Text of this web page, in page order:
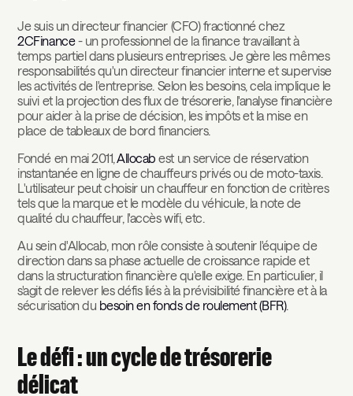
Je suis un directeur financier (CFO) fractionné chez
2CFinance- un professionnel de la finance travaillant à
temps partiel dans plusieurs entreprises. Je gère les mêmes
responsabilités qu'un directeur financier interne et supervise
les activités de l'entreprise. Selon les besoins, cela implique le
suivi et la projection des flux de trésorerie, l'analyse financière
pour aider à la prise de décision, les impôts et la mise en
place de tableaux de bord financiers.
Fondé en mai 2011, Allocab est un service de réservation
instantanée en ligne de chauffeurs privés ou de moto-taxis.
L'utilisateur peut choisir un chauffeur en fonction de critères
tels que la marque et le modèle du véhicule, la note de
qualité du chauffeur, l'accès wifi, etc.
‍Au sein d'Allocab, mon rôle consiste à soutenir l'équipe de
direction dans sa phase actuelle de croissance rapide et
dans la structuration financière qu'elle exige. En particulier, il
s'agit de relever les défis liés à la prévisibilité financière et à la
sécurisation du besoin en fonds de roulement (BFR).
Le défi : un cycle de trésorerie
délicat